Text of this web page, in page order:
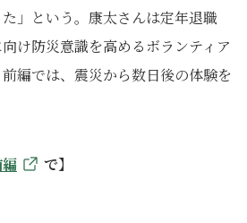
」という。康太さんは定年退職
け防災意識を高めるボランティア
編では、震災から数日後の体験を
で】